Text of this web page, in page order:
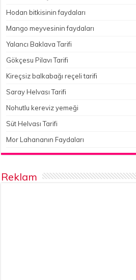
Hodan bitkisinin faydaları
Mango meyvesinin faydaları
Yalancı Baklava Tarifi
Gökçesu Pilavı Tarifi
Kireçsiz balkabağı reçeli tarifi
Saray Helvası Tarifi
Nohutlu kereviz yemeği
Süt Helvası Tarifi
Mor Lahananın Faydaları
Reklam